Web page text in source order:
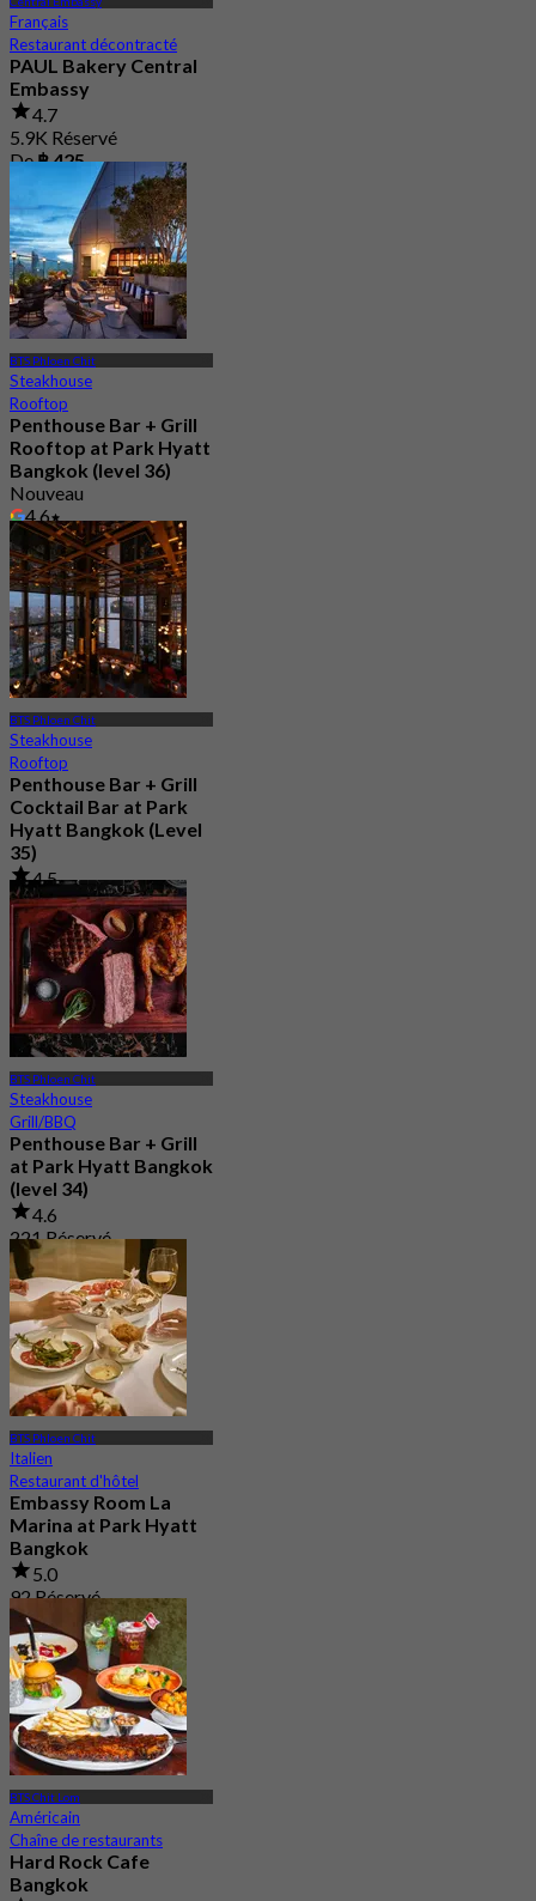
Français
Restaurant décontracté
PAUL Bakery Central
Embassy
4.7
5.9K Réservé
De฿ 425
BTS Phloen Chit
Steakhouse
Rooftop
Penthouse Bar + Grill
Rooftop at Park Hyatt
Bangkok (level 36)
Nouveau
4.6
De฿ 1,200
BTS Phloen Chit
Steakhouse
Rooftop
Penthouse Bar + Grill
Cocktail Bar at Park
Hyatt Bangkok (Level
35)
4.5
220 Réservé
De฿ 1,099
BTS Phloen Chit
Steakhouse
Grill/BBQ
Penthouse Bar + Grill
at Park Hyatt Bangkok
(level 34)
4.6
221 Réservé
De฿ 1,995
BTS Phloen Chit
Italien
Restaurant d'hôtel
Embassy Room La
Marina at Park Hyatt
Bangkok
5.0
92 Réservé
De฿ 980
BTS Chit Lom
Américain
Chaîne de restaurants
Hard Rock Cafe
Bangkok